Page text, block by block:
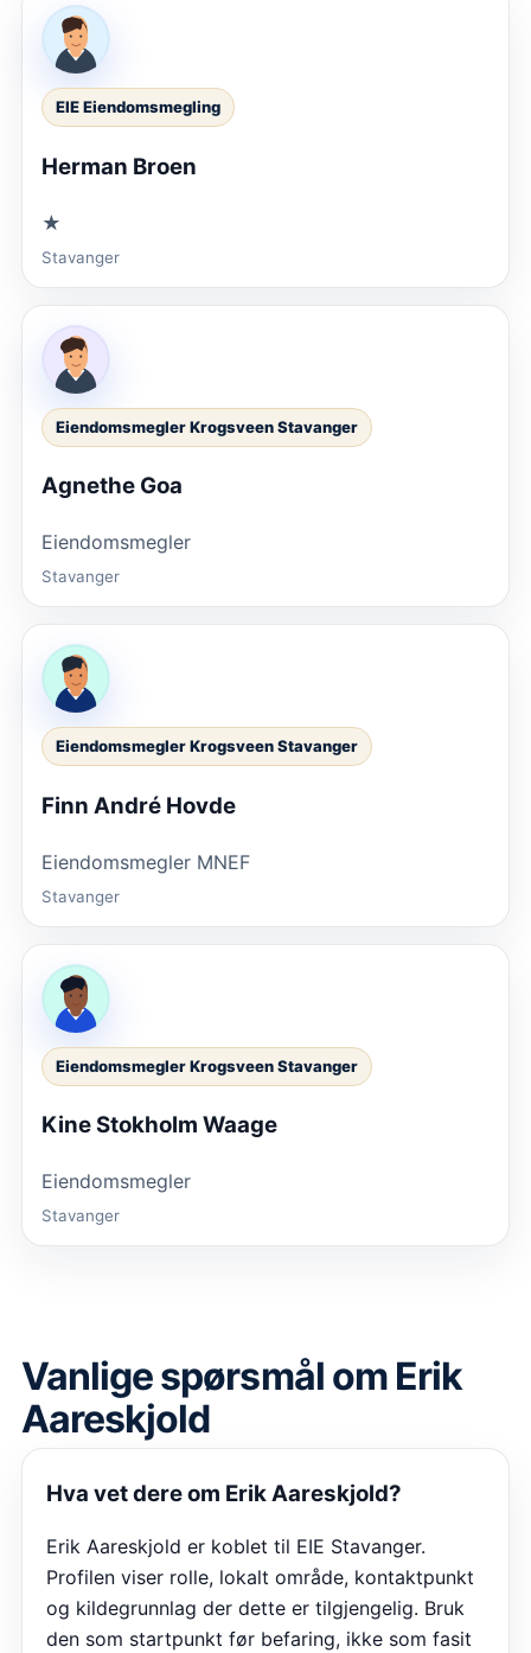
EIE Eiendomsmegling
Herman Broen
★
Stavanger
Eiendomsmegler Krogsveen Stavanger
Agnethe Goa
Eiendomsmegler
Stavanger
Eiendomsmegler Krogsveen Stavanger
Finn André Hovde
Eiendomsmegler MNEF
Stavanger
Eiendomsmegler Krogsveen Stavanger
Kine Stokholm Waage
Eiendomsmegler
Stavanger
Vanlige spørsmål om Erik
Aareskjold
Hva vet dere om Erik Aareskjold?
Erik Aareskjold er koblet til EIE Stavanger.
Profilen viser rolle, lokalt område, kontaktpunkt
og kildegrunnlag der dette er tilgjengelig. Bruk
den som startpunkt før befaring, ikke som fasit